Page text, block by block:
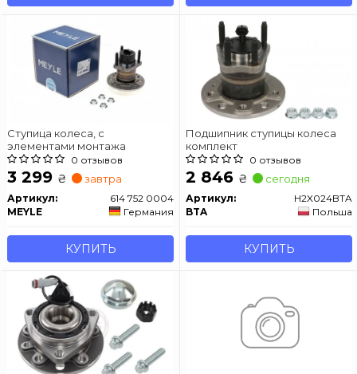
Ступица колеса, с
элементами монтажа
0 отзывов
3 299 ₴ завтра
Артикул:
614 752 0004
MEYLE
Германия
КУПИТЬ
Подшипник ступицы колеса
комплект
0 отзывов
2 846 ₴ сегодня
Артикул:
H2X024BTA
BTA
Польша
КУПИТЬ